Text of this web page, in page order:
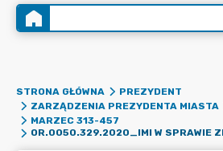
STRONA GŁÓWNA
PREZYDENT
ZARZĄDZENIA PREZYDENTA MIASTA
MARZEC 313-457